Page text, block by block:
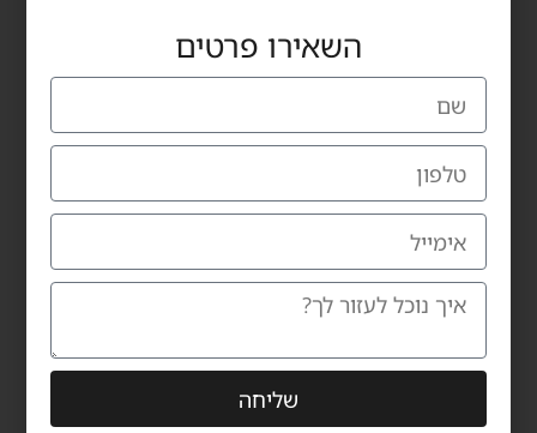
כרמי רהיטים
מדינת היהודים 60, הרצליה
טלפון: 09-9559115
אימייל: carmiltd@zahav.net.il
ווטו אל כרמי
שעות פתיחת אולם התצוגה:
יום שישי 10:00-14:00
השאירו פרטים
שליחה